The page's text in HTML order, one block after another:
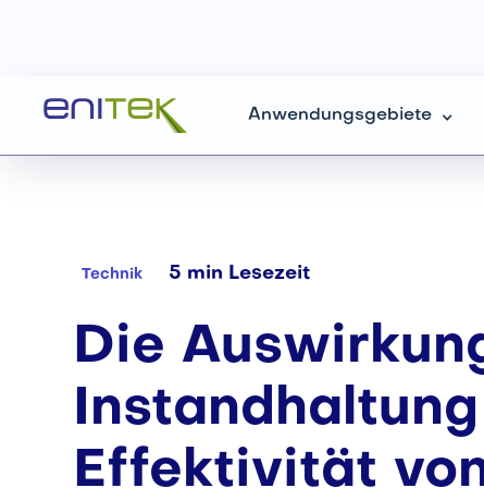
Anwendungsgebiete
Technik 5 min Lesezeit
Die
Effektivität